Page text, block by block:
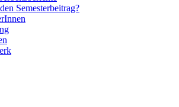
Semesterbeitrag?